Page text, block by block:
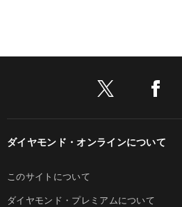
ダイヤモンド・オンラインについて
このサイトについて
ダイヤモンド・プレミアムについて